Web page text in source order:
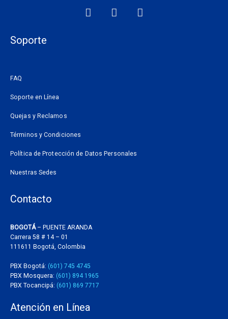
F
a
I
n
W
h
Soporte
FAQ
Soporte en Línea
Quejas y Reclamos
Términos y Condiciones
Política de Protección de Datos Personales
Nuestras Sedes
Contacto
BOGOTÁ– PUENTE ARANDA
Carrera 58 # 14 – 01
111611 Bogotá, Colombia
PBX Bogotá: (601) 745 4745
PBX Mosquera: (601) 894 1965
PBX Tocancipá: (601) 869 7717
Atención en Línea